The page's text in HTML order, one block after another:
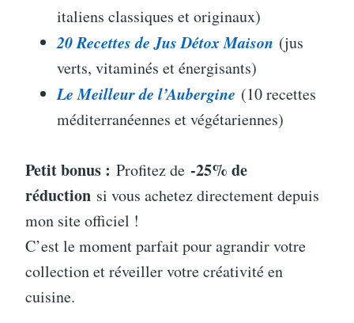
italiens classiques et originaux)
20 Recettes de Jus Détox Maison (jus
verts, vitaminés et énergisants)
Le Meilleur de l’Aubergine (10 recettes
méditerranéennes et végétariennes)
Petit bonus : Profitez de -25% de
réduction si vous achetez directement depuis
mon site officiel !
C’est le moment parfait pour agrandir votre
collection et réveiller votre créativité en
cuisine.